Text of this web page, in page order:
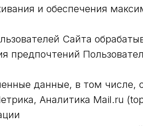
и обеспечения
Сайта
предпочтений
данные, в том
Аналитика Mail.ru